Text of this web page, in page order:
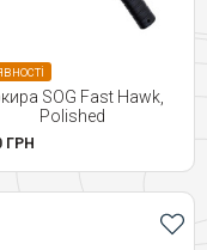
SOG Fast Hawk,
Polished
ГРН